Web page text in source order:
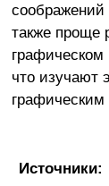
соображений
также проще
что изучают
Источники: